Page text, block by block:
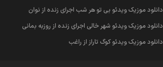
دانلود موزیک ویدئو بی تو هر شب اجرای زنده از نوان
دانلود موزیک ویدئو شهر خالی اجرای زنده از روزبه بمانی
دانلود موزیک ویدئو کوگ تاراز از راغب